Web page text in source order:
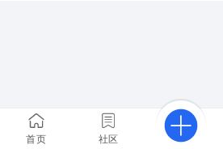
首页 社区